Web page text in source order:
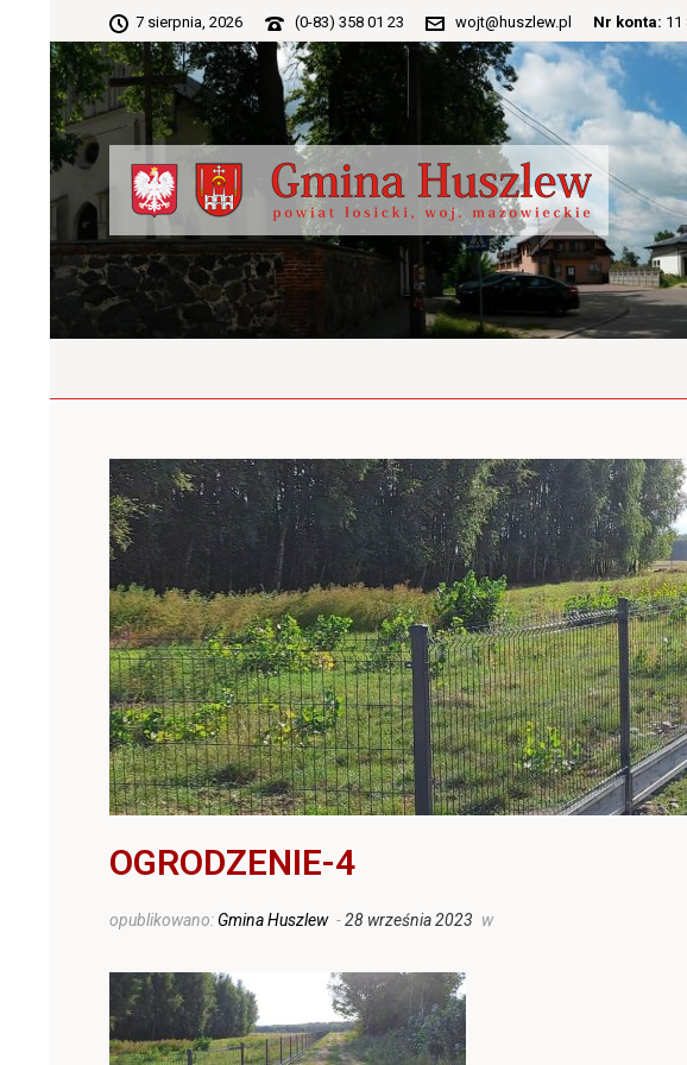
7 sierpnia, 2026 (0-83) 358 01 23 wojt@huszlew.pl Nr konta: 11
OGRODZENIE-4
opublikowano: Gmina Huszlew -28 września 2023 w